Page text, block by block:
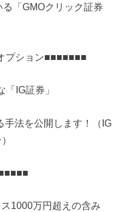
「GMOクリック証券
プション■■■■■■■
「IG証券」
手法を公開します！（IG
）
1000万円超えの含み